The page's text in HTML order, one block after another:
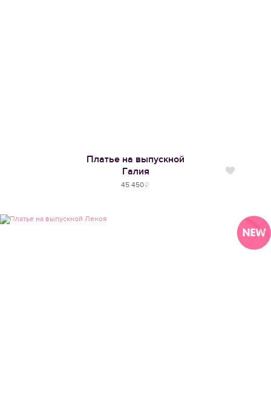
Платье на выпускной
Галия
45 450